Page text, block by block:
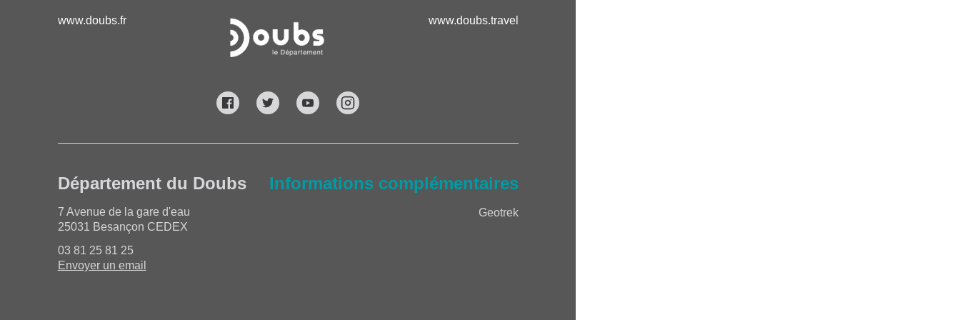
www.doubs.fr www.doubs.travel
Département du Doubs
7 Avenue de la gare d'eau
25031 Besançon CEDEX
03 81 25 81 25
Envoyer un email
Informations complémentaires
Geotrek